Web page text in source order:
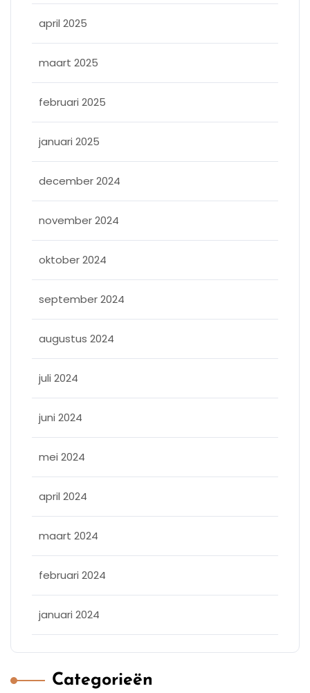
april 2025
maart 2025
februari 2025
januari 2025
december 2024
november 2024
oktober 2024
september 2024
augustus 2024
juli 2024
juni 2024
mei 2024
april 2024
maart 2024
februari 2024
januari 2024
Categorieën